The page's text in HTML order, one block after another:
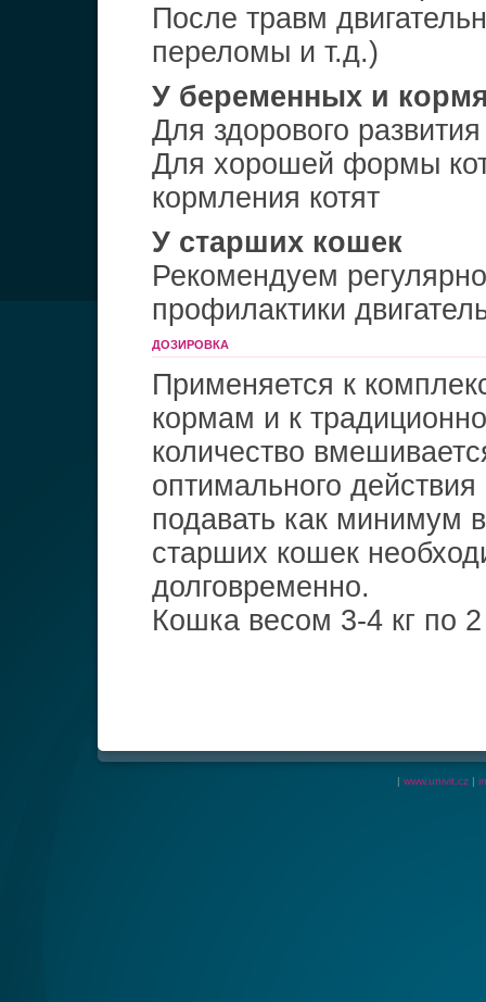
После травм
переломы и т.д.)
У беременных и
Для здорового развития
Для хорошей формы
кормления котят
У старших кошек
Рекомендуем
профилактики
ДОЗИРОВКА
Применяется к
кормам и к
количество
оптимального
подавать как минимум
старших кошек
долговременно.
Кошка весом 3-4 кг по
| www.univit.cz|